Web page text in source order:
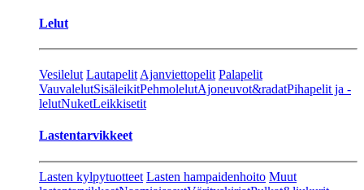
Lelut
Vesilelut Lautapelit Ajanviettopelit Palapelit
VauvalelutSisäleikitPehmolelutAjoneuvot&radatPihapelit ja -
lelutNuketLeikkisetit
Lastentarvikkeet
Lasten kylpytuotteet Lasten hampaidenhoito Muut